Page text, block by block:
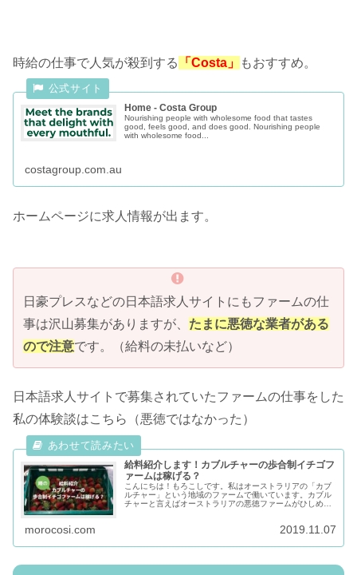
時給の仕事で人気が殺到する 「Costa」 もおすすめ。
Home - Costa Group
Nourishing people with wholesome food that tastes
good, feels good, and does good. Nourishing people
with wholesome food...
costagroup.com.au
ホームページに求人情報が出ます。
日豪プレスなどの日本語求人サイトにもファームの仕
事は沢山募集がありますが、 たまに悪徳な業者がある
ので注意です。（給料の未払いなど）
日本語求人サイトで募集されていたファームの仕事をした
私の体験談はこちら（悪徳ではなかった）
給料紹介します！カブルチャーの歩合制イチゴフ
ァームは稼げる？
こんにちは！もろこしです。私はオーストラリアの「カブ
ルチャー」という地域のファームで働いています。カブル
チャーと言えばオーストラリアの悪徳ファームがひしめい
morocosi.com 2019.11.07